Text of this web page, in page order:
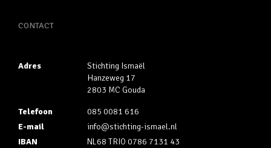
CONTACT
Adres
Stichting Ismaël
Hanzeweg 17
2803 MC Gouda
Telefoon
085 0081 616
E-mail
info@stichting-ismael.nl
IBAN
NL68 TRIO 0786 7131 43